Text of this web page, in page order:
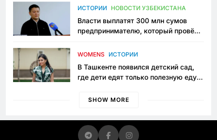
пространство
ИСТОРИИ НОВОСТИ УЗБЕКИСТАНА
Власти выплатят 300 млн сумов
предпринимателю, который провёл
приговору
WOMENS ИСТОРИИ
В Ташкенте появился детский сад,
где дети едят только полезную еду.
просить «кашу без сахара»
SHOW MORE